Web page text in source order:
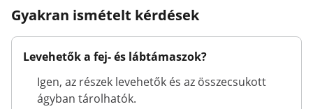
Gyakran ismételt kérdések
Levehetők a fej- és lábtámaszok?
Igen, az részek levehetők és az összecsukott
ágyban tárolhatók.